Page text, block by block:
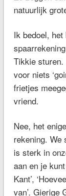
natuurlijk
Ik bedoel,
Tikkie
voor niets
frietjes
vriend.
Nee, het
rekening. We
is sterk in
aan en je
Kant’,
van’. Gierige